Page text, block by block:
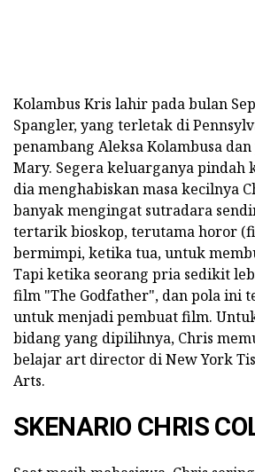
Kolambus Kris lahir pada bulan
Spangler, yang terletak di
penambang Aleksa Kolambusa
Mary. Segera keluarganya pindah
dia menghabiskan masa kecilnya
banyak mengingat sutradara
tertarik bioskop, terutama horor
bermimpi, ketika tua, untuk
Tapi ketika seorang pria sedikit
film "The Godfather", dan pola ini
untuk menjadi pembuat film.
bidang yang dipilihnya, Chris
belajar art director di New York
Arts.
SKENARIO CHRIS